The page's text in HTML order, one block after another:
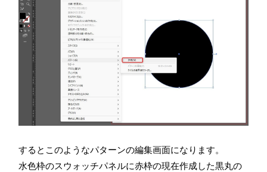
するとこのようなパターンの編集画面になります。
水色枠のスウォッチパネルに赤枠の現在作成した黒丸の